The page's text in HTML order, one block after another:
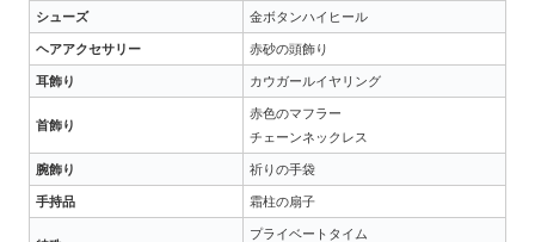
シューズ 金ボタンハイヒール
ヘアアクセサリー 赤砂の頭飾り
耳飾り カウガールイヤリング
首飾り
赤色のマフラー
チェーンネックレス
腕飾り 祈りの手袋
手持品 霜柱の扇子
プライベートタイム